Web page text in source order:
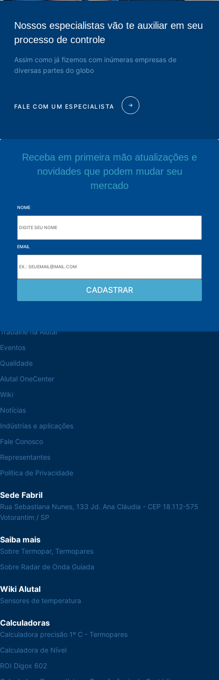
Nossos especialistas vão te auxiliar em seu
processo de controle
Assim como já fizemos com inúmeras empresas de
diversas partes do globo
FALE COM UM ESPECIALISTA
Receba em primeira mão atualizações e
novidades que podem mudar seu
mercado
NOME
EMAIL
Trabalhe na Alutal
Eventos
Qualidade
Alutal OneCenter
Wiki
Notícias
Indústrias e aplicações
Fale Conosco
Representantes
Política de Privacidade
Sede Fabril
Rua Sebastiana Nunes, 133 Jd. Ana Cláudia - CEP 18.112-575
Votorantim / SP
Saiba mais
Sobre Termopar, Termopares
Sobre Radar de Onda Guiada
Wiki Alutal
Sensores de temperatura
Calculadoras
Calculadora precisão 1º C - Termopares
Calculadora de Nível
ROI Digox 602